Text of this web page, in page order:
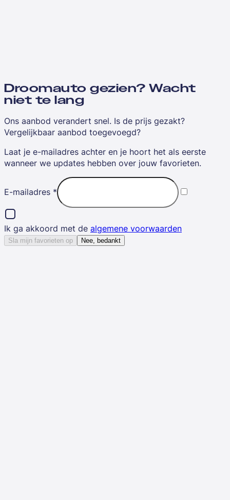
Droomauto gezien? Wacht
niet te lang
Ons aanbod verandert snel. Is de prijs gezakt?
Vergelijkbaar aanbod toegevoegd?
Laat je e-mailadres achter en je hoort het als eerste
wanneer we updates hebben over jouw favorieten.
E-mailadres *
Ik ga akkoord met de algemene voorwaarden
Sla mijn favorieten op Nee, bedankt